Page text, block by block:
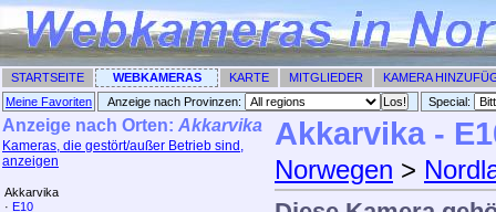
STARTSEITE WEBKAMERAS KARTE MITGLIEDER
KAMERA
Meine Favoriten
Anzeige nach Provinzen: Special: